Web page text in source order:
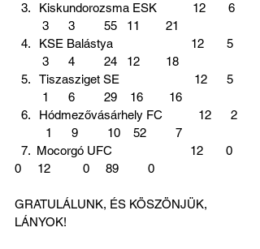
Kiskundorozsma ESK           12       6
3      3         55   11        21
KSE Balástya                        12       5
3      4         24   12        18
Tiszasziget SE                       12      5
1      6         29    16        16
Hódmezővásárhely FC           12      2
  1      9         10    52         7
0     12          0     89         0
GRATULÁLUNK, ÉS KÖSZÖNJÜK,
LÁNYOK!